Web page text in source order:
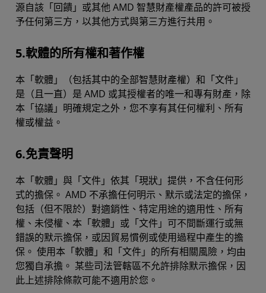
源自該「回饋」或其他 AMD 智慧財產權產品的許可被授
予任何第三方，以其他方式與第三方進行共用。
5.軟體的所有權和著作權
本「軟體」（包括其中的全部智慧財產權）和「文件」
是（且一直）是 AMD 或其授權者的唯一和專有財產，除
本「協議」明確規定之外，您不享有其任何權利、所有
權或權益。
6.免責聲明
本「軟體」與「文件」依其「現狀」提供，不含任何形
式的擔保。 AMD 不承擔任何明示、默示或法定的擔保，
包括（但不限於）對適銷性、特定用途的適用性、所有
權、未侵權、本「軟體」或「文件」可不間斷運行或無
錯誤的默示擔保，或因貿易慣例或使用過程中產生的擔
保。 使用本「軟體」和「文件」的所有相關風險，均由
您獨自承擔。 某些司法管轄區不允許排除默示擔保，因
此上述排除條款可能不適用於您。